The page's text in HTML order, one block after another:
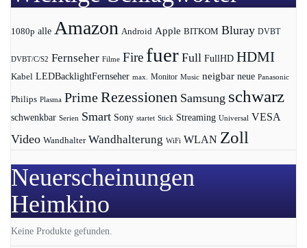
1080p alle Amazon Android Apple BITKOM Bluray DVBT
DVBT/C/S2 Fernseher Filme Fire fuer Full FullHD HDMI
Kabel LEDBacklightFernseher max. Monitor Music neigbar neue Panasonic
Philips Plasma PrimeRezessionen Samsung schwarz
schwenkbar Serien Smart Sony startet Stick Streaming Universal VESA
Video Wandhalter Wandhalterung WiFi WLAN Zoll
Neuerscheinungen
Heimkino
Keine Produkte gefunden.